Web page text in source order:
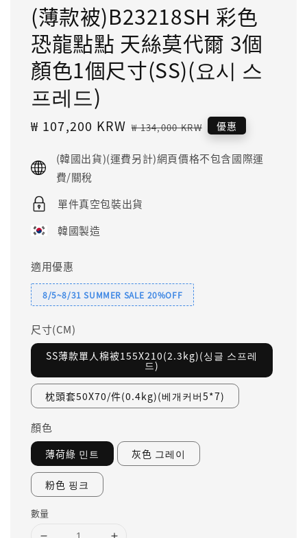
(薄款被)B23218SH 彩色
恐龍點點 天絲莫代爾 3個
顏色1個尺寸(SS)(요시 스
프레드)
Sale
₩ 107,200 KRW Regular
₩ 134,000 KRW 優惠
(韓國出貨)(運費另計)網頁價格不包含國際運
費/關稅
單件真空包裝出貨
韓國製造
適用優惠
8/5~8/31 SUMMER SALE 20%OFF
尺寸(CM)
SS薄款單人棉被155X210(2.3kg)(싱글 스프레
드)
枕頭套50X70/件(0.4kg)(베개커버5*7)
顏色
薄荷綠 민트 灰色 그레이
粉色 핑크
數量